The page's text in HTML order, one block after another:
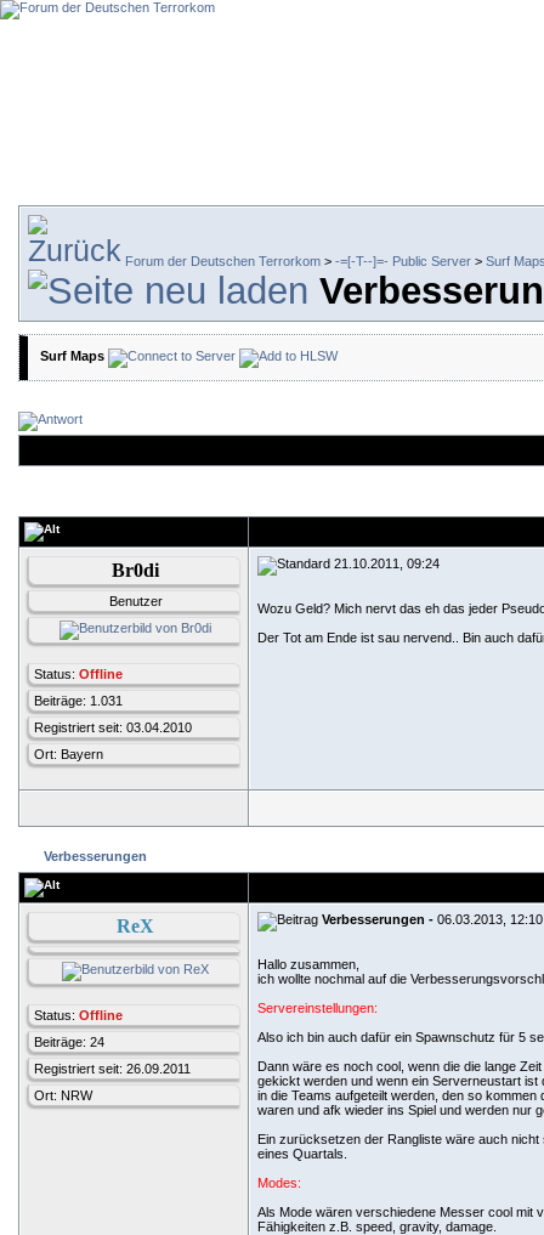
Forum der Deutschen Terrorkom > -=[-T--]=- Public Server > Surf
Surf Maps
Br0di
Benutzer
Status: Offline
Beiträge: 1.031
Registriert seit: 03.04.2010
Ort: Bayern
21.10.2011, 09:24
Wozu Geld? Mich nervt das eh das jeder
Der Tot am Ende ist sau nervend.. Bin auch
Verbesserungen
ReX
Status: Offline
Beiträge: 24
Registriert seit: 26.09.2011
Ort: NRW
Verbesserungen - 06.03.2013, 12:10
Hallo zusammen,
ich wollte nochmal auf die
Servereinstellungen:
Also ich bin auch dafür ein Spawnschutz für 5
Dann wäre es noch cool, wenn die die lange
gekickt werden und wenn ein Serverneustart ist
in die Teams aufgeteilt werden, den so kommen
waren und afk wieder ins Spiel und werden nur
Ein zurücksetzen der Rangliste wäre auch nicht
eines Quartals.
Modes:
Als Mode wären verschiedene Messer cool mit
Fähigkeiten z.B. speed, gravity, damage.